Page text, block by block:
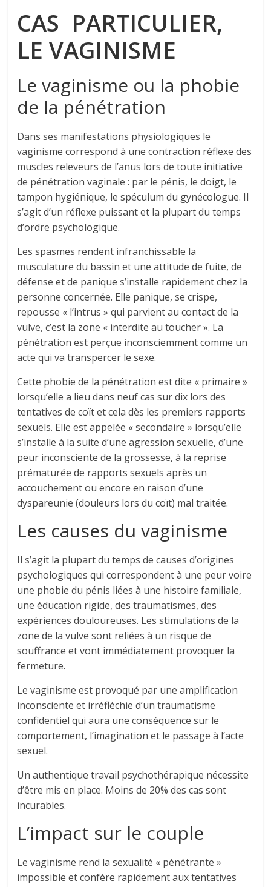
CAS PARTICULIER,
LE VAGINISME
Le vaginisme ou la phobie
de la pénétration
Dans ses manifestations physiologiques le
vaginisme correspond à une contraction réflexe des
muscles releveurs de l’anus lors de toute initiative
de pénétration vaginale : par le pénis, le doigt, le
tampon hygiénique, le spéculum du gynécologue. Il
s’agit d’un réflexe puissant et la plupart du temps
d’ordre psychologique.
Les spasmes rendent infranchissable la
musculature du bassin et une attitude de fuite, de
défense et de panique s’installe rapidement chez la
personne concernée. Elle panique, se crispe,
repousse « l’intrus » qui parvient au contact de la
vulve, c’est la zone « interdite au toucher ». La
pénétration est perçue inconsciemment comme un
acte qui va transpercer le sexe.
Cette phobie de la pénétration est dite « primaire »
lorsqu’elle a lieu dans neuf cas sur dix lors des
tentatives de coït et cela dès les premiers rapports
sexuels. Elle est appelée « secondaire » lorsqu’elle
s’installe à la suite d’une agression sexuelle, d’une
peur inconsciente de la grossesse, à la reprise
prématurée de rapports sexuels après un
accouchement ou encore en raison d’une
dyspareunie (douleurs lors du coït) mal traitée.
Les causes du vaginisme
Il s’agit la plupart du temps de causes d’origines
psychologiques qui correspondent à une peur voire
une phobie du pénis liées à une histoire familiale,
une éducation rigide, des traumatismes, des
expériences douloureuses. Les stimulations de la
zone de la vulve sont reliées à un risque de
souffrance et vont immédiatement provoquer la
fermeture.
Le vaginisme est provoqué par une amplification
inconsciente et irréfléchie d’un traumatisme
confidentiel qui aura une conséquence sur le
comportement, l’imagination et le passage à l’acte
sexuel.
Un authentique travail psychothérapique nécessite
d’être mis en place. Moins de 20% des cas sont
incurables.
L’impact sur le couple
Le vaginisme rend la sexualité « pénétrante »
impossible et confère rapidement aux tentatives